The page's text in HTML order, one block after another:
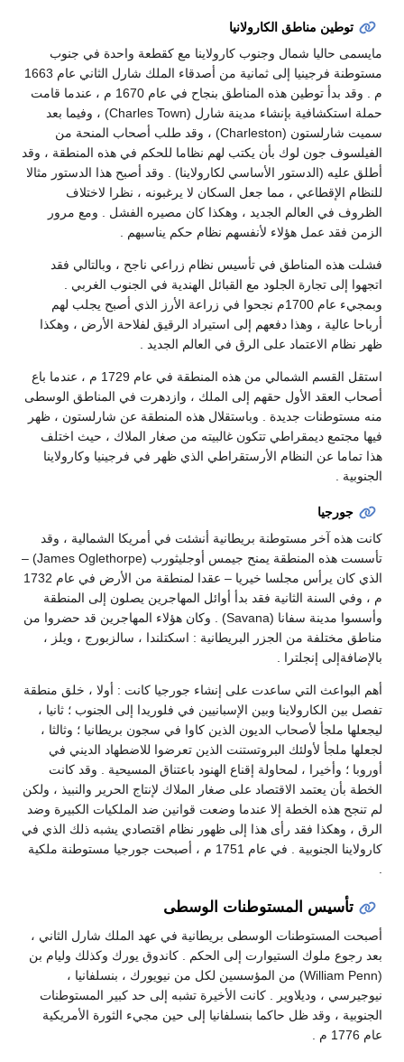
توطين مناطق الكارولانيا
مايسمى حاليا شمال وجنوب كارولاينا مع كقطعة واحدة في جنوب
مستوطنة فرجينيا إلى ثمانية من أصدقاء الملك شارل الثاني عام 1663
م . وقد بدأ توطين هذه المناطق بنجاح في عام 1670 م ، عندما قامت
حملة استكشافية بإنشاء مدينة شارل (Charles Town) ، وفيما بعد
سميت شارلستون (Charleston) ، وقد طلب أصحاب المنحة من
الفيلسوف جون لوك بأن يكتب لهم نظاما للحكم في هذه المنطقة ، وقد
أطلق عليه (الدستور الأساسي لكارولاينا) . وقد أصبح هذا الدستور مثالا
للنظام الإقطاعي ، مما جعل السكان لا يرغبونه ، نظرا لاختلاف
الظروف في العالم الجديد ، وهكذا كان مصيره الفشل . ومع مرور
الزمن فقد عمل هؤلاء لأنفسهم نظام حكم يناسبهم .
فشلت هذه المناطق في تأسيس نظام زراعي ناجح ، وبالتالي فقد
اتجهوا إلى تجارة الجلود مع القبائل الهندية في الجنوب الغربي .
وبمجيء عام 1700م نجحوا في زراعة الأرز الذي أصبح يجلب لهم
أرباحا عالية ، وهذا دفعهم إلى استيراد الرقيق لفلاحة الأرض ، وهكذا
ظهر نظام الاعتماد على الرق في العالم الجديد .
استقل القسم الشمالي من هذه المنطقة في عام 1729 م ، عندما باع
أصحاب العقد الأول حقهم إلى الملك ، وازدهرت في المناطق الوسطى
منه مستوطنات جديدة . وباستقلال هذه المنطقة عن شارلستون ، ظهر
فيها مجتمع ديمقراطي تتكون غالبيته من صغار الملاك ، حيث اختلف
هذا تماما عن النظام الأرستقراطي الذي ظهر في فرجينيا وكارولاينا
الجنوبية .
جورجيا
كانت هذه آخر مستوطنة بريطانية أنشئت في أمريكا الشمالية ، وقد
تأسست هذه المنطقة يمنح جيمس أوجليثورب (James Oglethorpe) –
الذي كان يرأس مجلسا خيريا – عقدا لمنطقة من الأرض في عام 1732
م ، وفي السنة الثانية فقد بدأ أوائل المهاجرين يصلون إلى المنطقة
وأسسوا مدينة سفانا (Savana) . وكان هؤلاء المهاجرين قد حضروا من
مناطق مختلفة من الجزر البريطانية : اسكتلندا ، سالزبورج ، ويلز ،
بالإضافةإلى إنجلترا .
أهم البواعث التي ساعدت على إنشاء جورجيا كانت : أولا ، خلق منطقة
تفصل بين الكارولاينا وبين الإسبانيين في فلوريدا إلى الجنوب ؛ ثانيا ،
ليجعلها ملجأ لأصحاب الديون الذين كاوا في سجون بريطانيا ؛ وثالثا ،
لجعلها ملجأ لأولئك البروتستنت الذين تعرضوا للاضطهاد الديني في
أوروبا ؛ وأخيرا ، لمحاولة إقناع الهنود باعتناق المسيحية . وقد كانت
الخطة بأن يعتمد الاقتصاد على صغار الملاك لإنتاج الحرير والنبيذ ، ولكن
لم تنجح هذه الخطة إلا عندما وضعت قوانين ضد الملكيات الكبيرة وضد
الرق ، وهكذا فقد رأى هذا إلى ظهور نظام اقتصادي يشبه ذلك الذي في
كارولاينا الجنوبية . في عام 1751 م ، أصبحت جورجيا مستوطنة ملكية
تأسيس المستوطنات الوسطى
أصبحت المستوطنات الوسطى بريطانية في عهد الملك شارل الثاني ،
بعد رجوع ملوك الستيوارت إلى الحكم . كاندوق يورك وكذلك وليام بن
(William Penn) من المؤسسين لكل من نيويورك ، بنسلفانيا ،
نيوجيرسي ، وديلاوير . كانت الأخيرة تشبه إلى حد كبير المستوطنات
الجنوبية ، وقد ظل حاكما بنسلفانيا إلى حين مجيء الثورة الأمريكية
عام 1776 م .